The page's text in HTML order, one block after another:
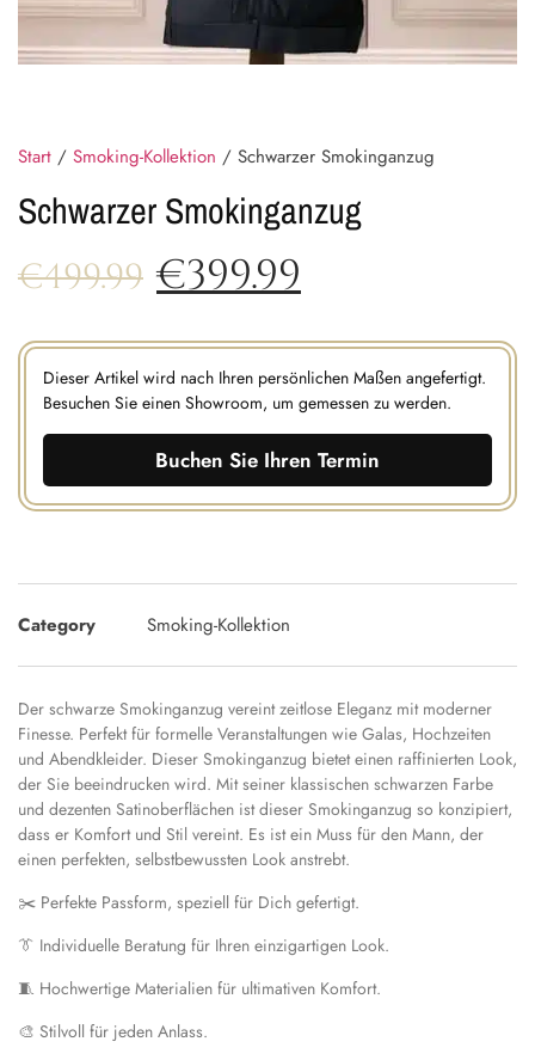
Start / Smoking-Kollektion / Schwarzer Smokinganzug
Schwarzer Smokinganzug
€499.99 €399.99
Dieser Artikel wird nach Ihren persönlichen Maßen angefertigt.
Besuchen Sie einen Showroom, um gemessen zu werden.
Buchen Sie Ihren Termin
Category Smoking-Kollektion
Der schwarze Smokinganzug vereint zeitlose Eleganz mit moderner
Finesse. Perfekt für formelle Veranstaltungen wie Galas, Hochzeiten
und Abendkleider. Dieser Smokinganzug bietet einen raffinierten Look,
der Sie beeindrucken wird. Mit seiner klassischen schwarzen Farbe
und dezenten Satinoberflächen ist dieser Smokinganzug so konzipiert,
dass er Komfort und Stil vereint. Es ist ein Muss für den Mann, der
einen perfekten, selbstbewussten Look anstrebt.
✂️ Perfekte Passform, speziell für Dich gefertigt.
👔 Individuelle Beratung für Ihren einzigartigen Look.
🧵 Hochwertige Materialien für ultimativen Komfort.
🎨 Stilvoll für jeden Anlass.